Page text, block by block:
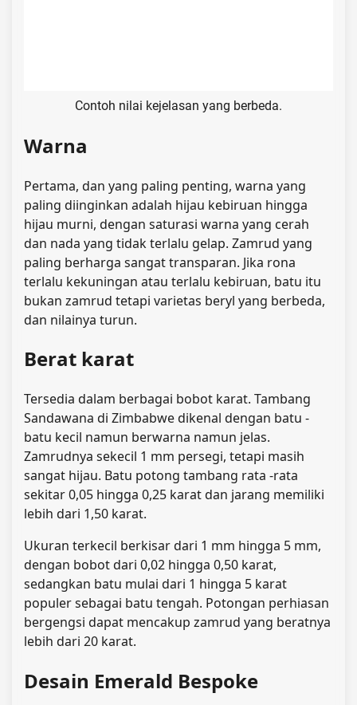
Contoh nilai kejelasan yang berbeda.
Warna
Pertama, dan yang paling penting, warna yang
paling diinginkan adalah hijau kebiruan hingga
hijau murni, dengan saturasi warna yang cerah
dan nada yang tidak terlalu gelap. Zamrud yang
paling berharga sangat transparan. Jika rona
terlalu kekuningan atau terlalu kebiruan, batu itu
bukan zamrud tetapi varietas beryl yang berbeda,
dan nilainya turun.
Berat karat
Tersedia dalam berbagai bobot karat. Tambang
Sandawana di Zimbabwe dikenal dengan batu -
batu kecil namun berwarna namun jelas.
Zamrudnya sekecil 1 mm persegi, tetapi masih
sangat hijau. Batu potong tambang rata -rata
sekitar 0,05 hingga 0,25 karat dan jarang memiliki
lebih dari 1,50 karat.
Ukuran terkecil berkisar dari 1 mm hingga 5 mm,
dengan bobot dari 0,02 hingga 0,50 karat,
sedangkan batu mulai dari 1 hingga 5 karat
populer sebagai batu tengah. Potongan perhiasan
bergengsi dapat mencakup zamrud yang beratnya
lebih dari 20 karat.
Desain Emerald Bespoke